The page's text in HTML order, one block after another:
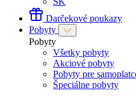
Darčekové poukazy
Pobyty
Pobyty
Všetky pobyty
Akciové pobyty
Pobyty pre
Špeciálne pobyty